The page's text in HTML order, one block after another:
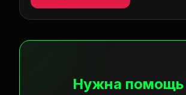
Нужна помощь